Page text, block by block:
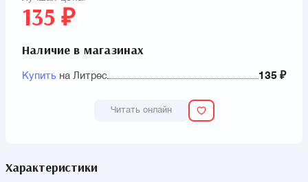
135 ₽
Наличие в магазинах
Купить на Литрес 135 ₽
Читать онлайн
Характеристики